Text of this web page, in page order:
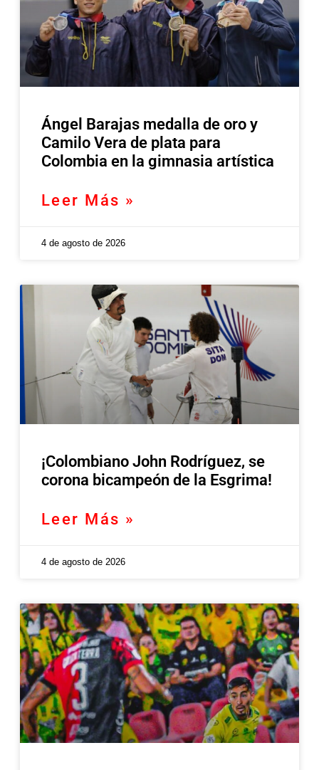
Ángel Barajas medalla de oro y
Camilo Vera de plata para
Colombia en la gimnasia artística
Leer Más »
4 de agosto de 2026
¡Colombiano John Rodríguez, se
corona bicampeón de la Esgrima!
Leer Más »
4 de agosto de 2026